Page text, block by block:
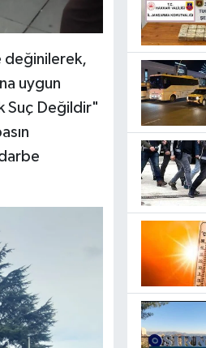
değinilerek,
uygun
Suç Değildir"